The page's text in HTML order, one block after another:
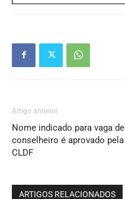
Artigo anterior
Nome indicado para vaga de
conselheiro é aprovado pela
CLDF
ARTIGOS RELACIONADOS